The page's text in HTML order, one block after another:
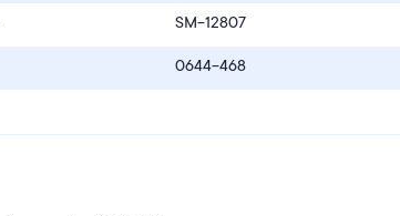
SM-12807
0644-468